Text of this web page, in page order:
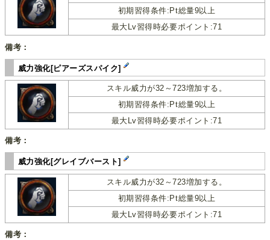
初期習得条件:Pt総量9以上
最大Lv習得時必要ポイント:71
備考：
威力強化[ピアーズスパイク]
スキル威力が32～723増加する。
初期習得条件:Pt総量9以上
最大Lv習得時必要ポイント:71
備考：
威力強化[グレイブバースト]
スキル威力が32～723増加する。
初期習得条件:Pt総量9以上
最大Lv習得時必要ポイント:71
備考：